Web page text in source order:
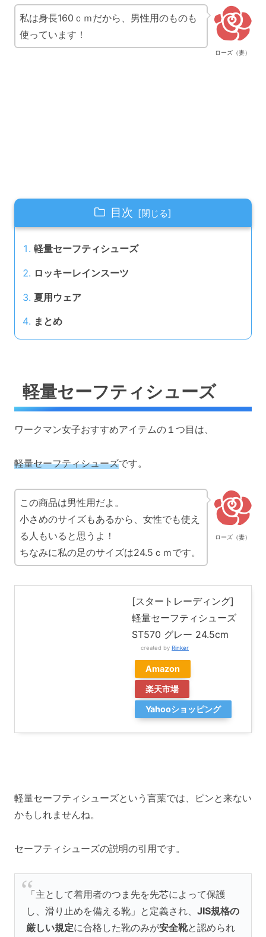
ローズ（妻）
私は身長160ｃｍだから、男性用のものも
使っています！
目次
軽量セーフティシューズ
ロッキーレインスーツ
夏用ウェア
まとめ
軽量セーフティシューズ
ワークマン女子おすすめアイテムの１つ目は、
軽量セーフティシューズです。
ローズ（妻）
この商品は男性用だよ。
小さめのサイズもあるから、女性でも使え
る人もいると思うよ！
ちなみに私の足のサイズは24.5ｃｍです。
[スタートレーディング]
軽量セーフティシューズ
ST570 グレー 24.5cm
created by Rinker
Amazon
楽天市場
Yahooショッピング
軽量セーフティシューズという言葉では、ピンと来ない
かもしれませんね。
セーフティシューズの説明の引用です。
「主として着用者のつま先を先芯によって保護
し、滑り止めを備える靴」と定義され、JIS規格の
厳しい規定に合格した靴のみが安全靴と認められ